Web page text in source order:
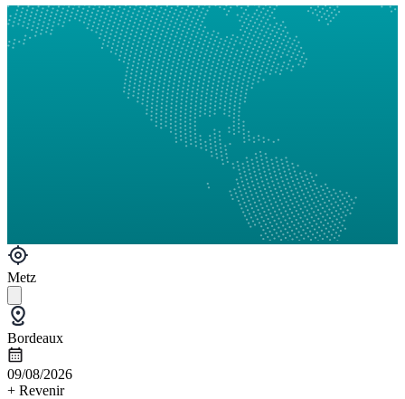
Metz
Bordeaux
09/08/2026
+ Revenir